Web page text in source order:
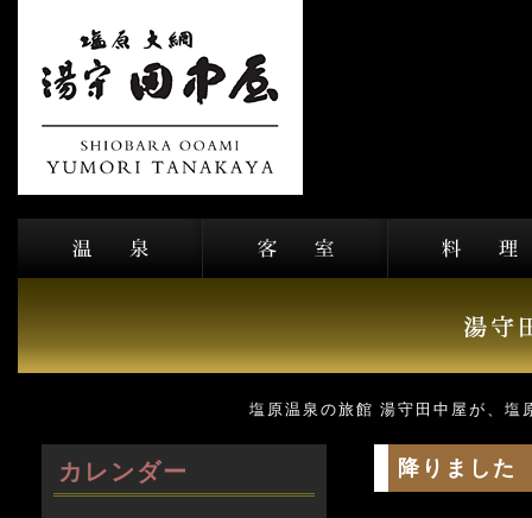
塩原温泉の旅館 湯守田中屋が、塩
カレンダー 降りました